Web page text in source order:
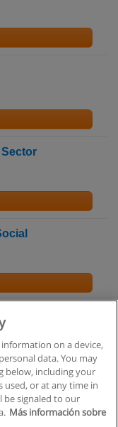
Sector
on a device,
data. You may
below, including your
or at any time in
be signaled to our
Más información sobre